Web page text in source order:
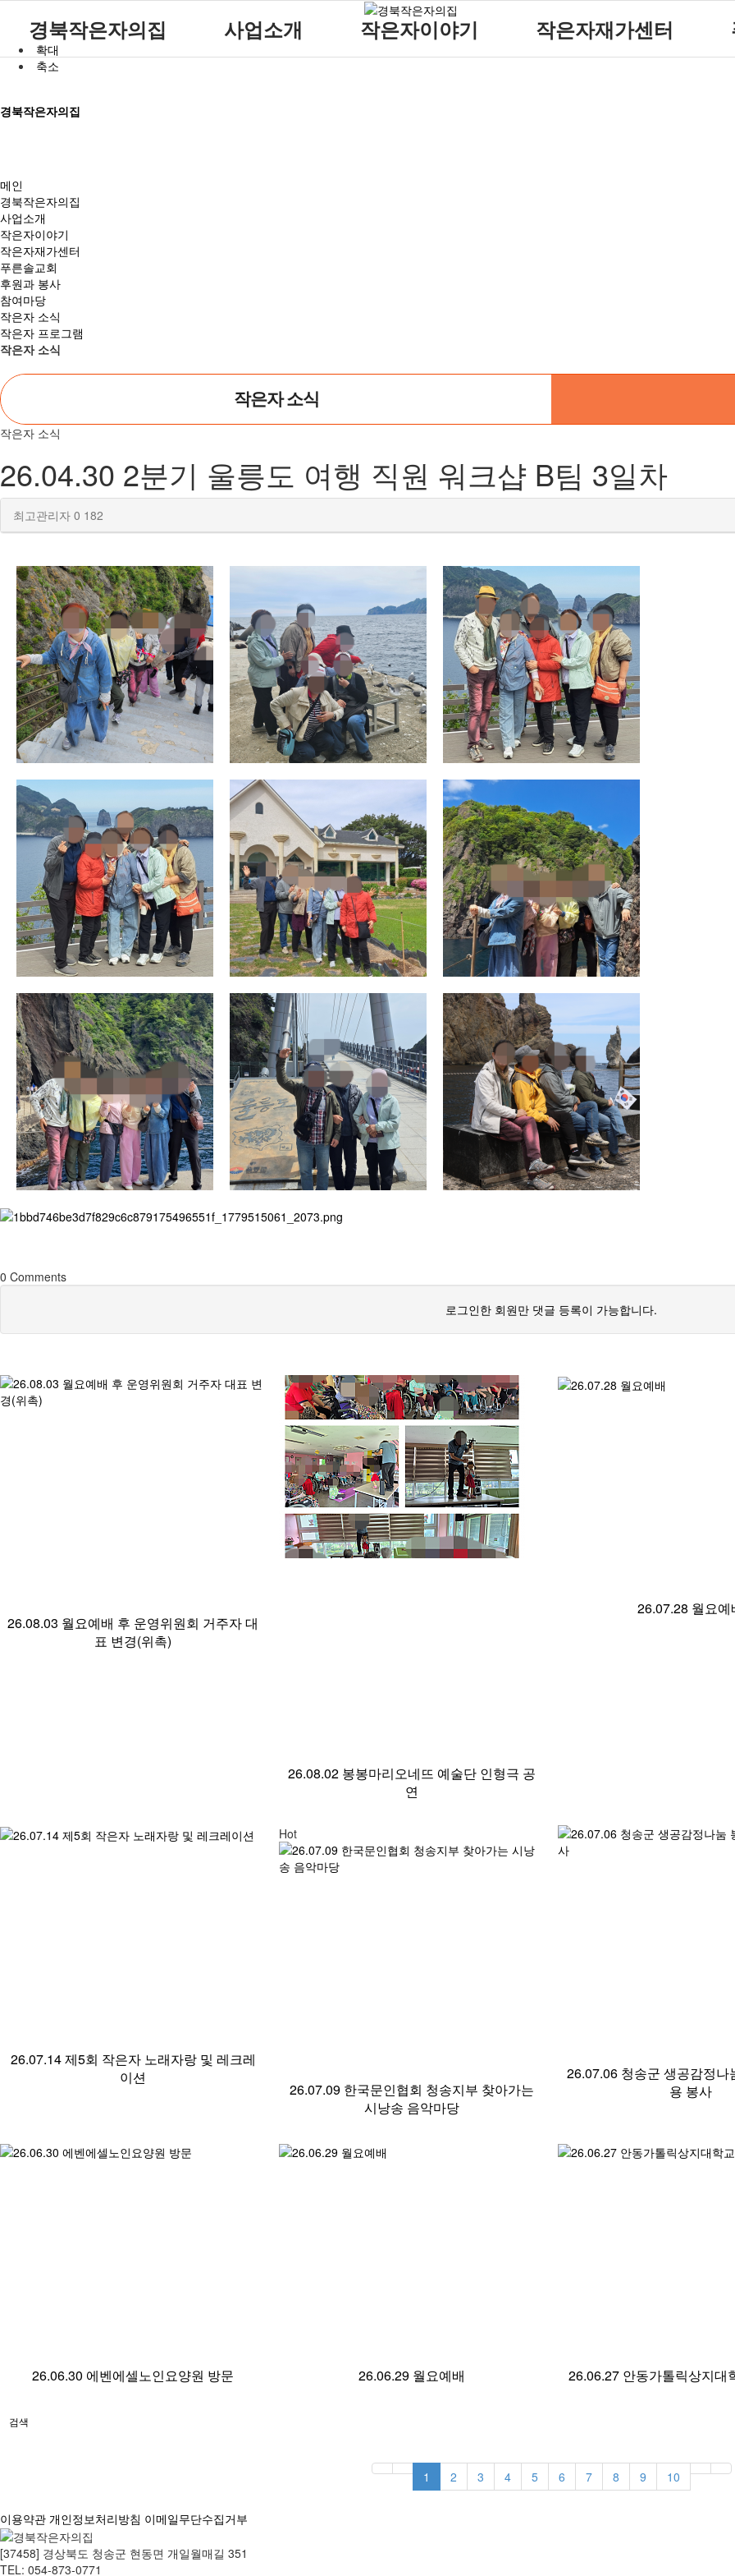
확대
축소
경북작은자의집
경북작은자의집
원장인사말
사업소개 작은자이야기 작은자재가센터
공지사항
메인
경북작은자의집
사업소개
작은자이야기
작은자재가센터
푸른솔교회
후원과 봉사
참여마당
작은자 소식
작은자 프로그램
작은자 소식
작은자 소식
작은자 소식
26.04.30 2분기 울릉도 여행 직원 워크샵 B팀 3일차
최고관리자 0 182
0 Comments
로그인한 회원만 댓글 등록이 가능합니다.
26.08.03 월요예배 후 운영위원회 거주자 대
표 변경(위촉)
26.08.02 봉봉마리오네뜨 예술단 인형극 공
연
26.07.28 월요예
26.07.14 제5회 작은자 노래자랑 및 레크레
이션
Hot
26.07.09 한국문인협회 청송지부 찾아가는
시낭송 음악마당
26.07.06 청송군 생공감정나
용 봉사
26.06.30 에벤에셀노인요양원 방문 26.06.29 월요예배 26.06.27 안동가톨릭상지대
검색
1 2 3 4 5 6 7 8 9 10
이용약관 개인정보처리방침 이메일무단수집거부
[37458] 경상북도 청송군 현동면 개일월매길 351
TEL: 054-873-0771